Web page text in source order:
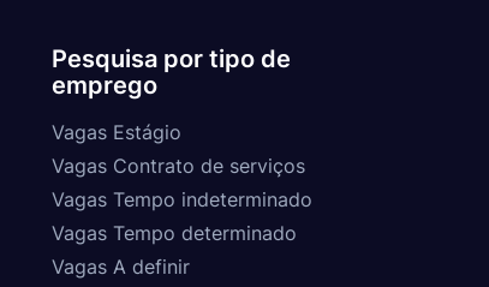
Pesquisa por tipo de
emprego
Vagas Estágio
Vagas Contrato de serviços
Vagas Tempo indeterminado
Vagas Tempo determinado
Vagas A definir